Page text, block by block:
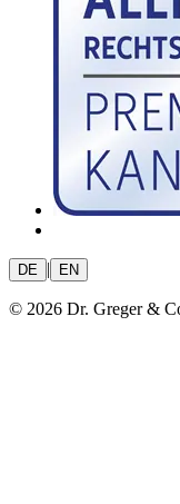
DE | EN
© 2026 Dr. Greger &